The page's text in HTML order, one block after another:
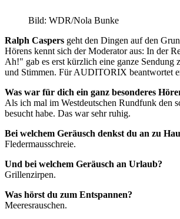
Bild: WDR/Nola Bunke
Ralph Caspers geht den Dingen auf den
Hörens kennt sich der Moderator aus: In der
Ah!" gab es erst kürzlich eine ganze Sendung
und Stimmen. Für AUDITORIX beantwortet
Was war für dich ein ganz besonderes
Als ich mal im Westdeutschen Rundfunk den
besucht habe. Das war sehr ruhig.
Bei welchem Geräusch denkst du an zu
Fledermausschreie.
Und bei welchem Geräusch an Urlaub?
Grillenzirpen.
Was hörst du zum Entspannen?
Meeresrauschen.